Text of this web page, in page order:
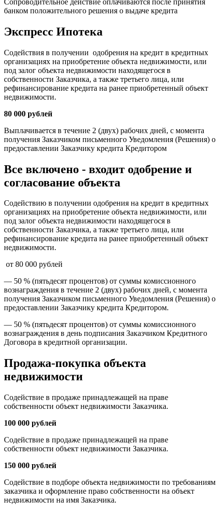
банком положительного решения о выдаче кредита
Экспресс Ипотека
Содействия в получении одобрения на кредит в кредитных
организациях на приобретение объекта недвижимости, или
под залог объекта недвижимости находящегося в
собственности Заказчика, а также третьего лица, или
рефинансирование кредита на ранее приобретенный объект
недвижимости.
80 000 рублей
Выплачивается в течение 2 (двух) рабочих дней, с момента
получения Заказчиком письменного Уведомления (Решения) о
предоставлении Заказчику кредита Кредитором
Все включено - входит одобрение и
согласование объекта
Содействию в получении одобрения на кредит в кредитных
организациях на приобретение объекта недвижимости, или
под залог объекта недвижимости находящегося в
собственности Заказчика, а также третьего лица, или
рефинансирование кредита на ранее приобретенный объект
недвижимости.
от 80 000 рублей
— 50 % (пятьдесят процентов) от суммы комиссионного
вознаграждения в течение 2 (двух) рабочих дней, с момента
получения Заказчиком письменного Уведомления (Решения) о
предоставлении Заказчику кредита Кредитором.
— 50 % (пятьдесят процентов) от суммы комиссионного
вознаграждения в день подписания Заказчиком Кредитного
Договора в кредитной организации.
Продажа-покупка объекта
недвижимости
Содействие в продаже принадлежащей на праве
собственности объект недвижимости Заказчика.
100 000 рублей
Содействие в продаже принадлежащей на праве
собственности объект недвижимости Заказчика.
150 000 рублей
Содействие в подборе объекта недвижимости по требованиям
заказчика и оформление право собственности на объект
недвижимости на имя Заказчика.